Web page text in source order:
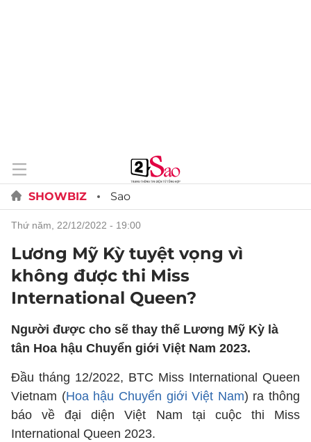
SHOWBIZ Sao
thứ năm, 22/12/2022 - 19:00
Lương Mỹ Kỳ tuyệt vọng vì
không được thi Miss
International Queen?
Người được cho sẽ thay thế Lương Mỹ Kỳ là
tân Hoa hậu Chuyển giới Việt Nam 2023.
Đầu tháng 12/2022, BTC Miss International Queen
Vietnam (Hoa hậu Chuyển giới Việt Nam) ra thông
báo về đại diện Việt Nam tại cuộc thi Miss
International Queen 2023.